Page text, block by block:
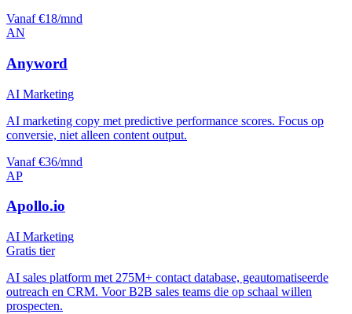
Vanaf €18/mnd
AN
Anyword
AI Marketing
AI marketing copy met predictive performance scores. Focus op
conversie, niet alleen content output.
Vanaf €36/mnd
AP
Apollo.io
AI Marketing
Gratis tier
AI sales platform met 275M+ contact database, geautomatiseerde
outreach en CRM. Voor B2B sales teams die op schaal willen
prospecten.